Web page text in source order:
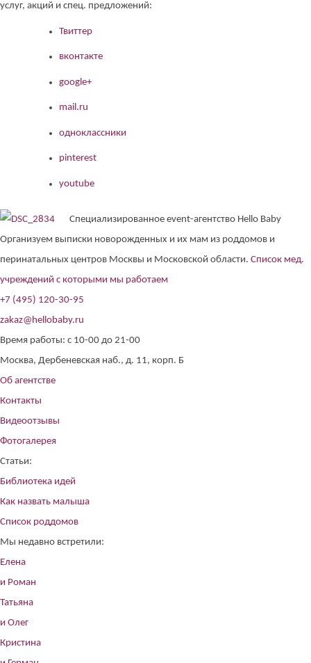
услуг, акций и спец. предложений:
Твиттер
вконтакте
google+
mail.ru
одноклассники
pinterest
youtube
Специализированное event-агентство Hello Baby
Организуем выписки новорожденных и их мам из роддомов и
перинатальных центров Москвы и Московской области. Список мед.
учреждений с которыми мы работаем
+7 (495) 120-30-95
zakaz@hellobaby.ru
Время работы: с 10-00 до 21-00
Москва, Дербеневская наб., д. 11, корп. Б
Об агентстве
Контакты
Видеоотзывы
Фотогалерея
Статьи:
Библиотека идей
Как назвать малыша
Список роддомов
Мы недавно встретили:
Елена
и Роман
Татьяна
и Олег
Кристина